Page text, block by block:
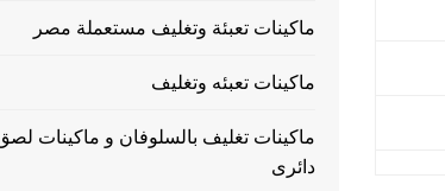
ماكينات تعبئة وتغليف مستعملة مصر
ماكينات تعبئه وتغليف
ماكينات تغليف بالسلوفان و ماكينات
دائرى